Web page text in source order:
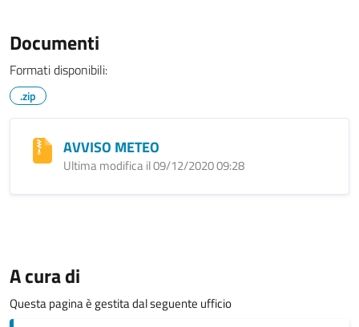
Documenti
Formati disponibili:
.zip
AVVISO METEO
Ultima modifica il 09/12/2020 09:28
A cura di
Questa pagina è gestita dal seguente ufficio